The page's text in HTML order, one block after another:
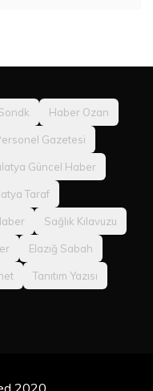
Haber Ozan
Gazetesi
Güncel Haber
Taraf
Sağlık Kılavuzu
Elazığ Sabah
Tanıtım Yazısı
2020.